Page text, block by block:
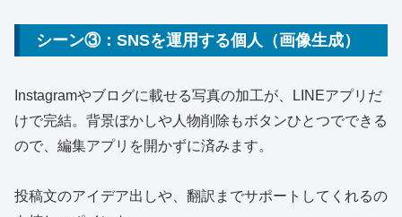
シーン③：SNSを運用する個人（画像生成）
Instagramやブログに載せる写真の加工が、LINEアプリだ
けで完結。背景ぼかしや人物削除もボタンひとつでできる
ので、編集アプリを開かずに済みます。
投稿文のアイデア出しや、翻訳までサポートしてくれるの